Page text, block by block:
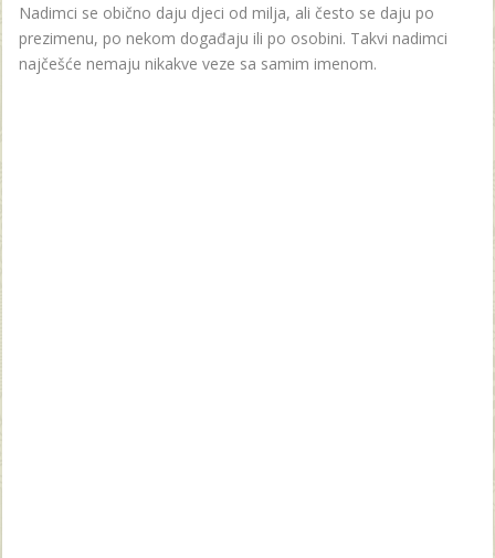
Nadimci se obično daju djeci od milja, ali često se daju po
prezimenu, po nekom događaju ili po osobini. Takvi nadimci
najčešće nemaju nikakve veze sa samim imenom.